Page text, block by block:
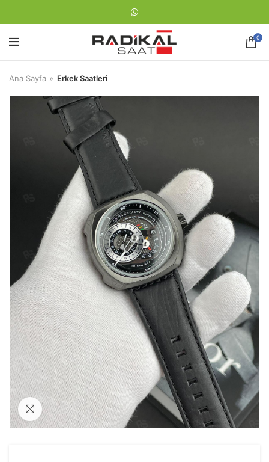
0
Ana Sayfa Erkek Saatleri
Görseli Büyütün